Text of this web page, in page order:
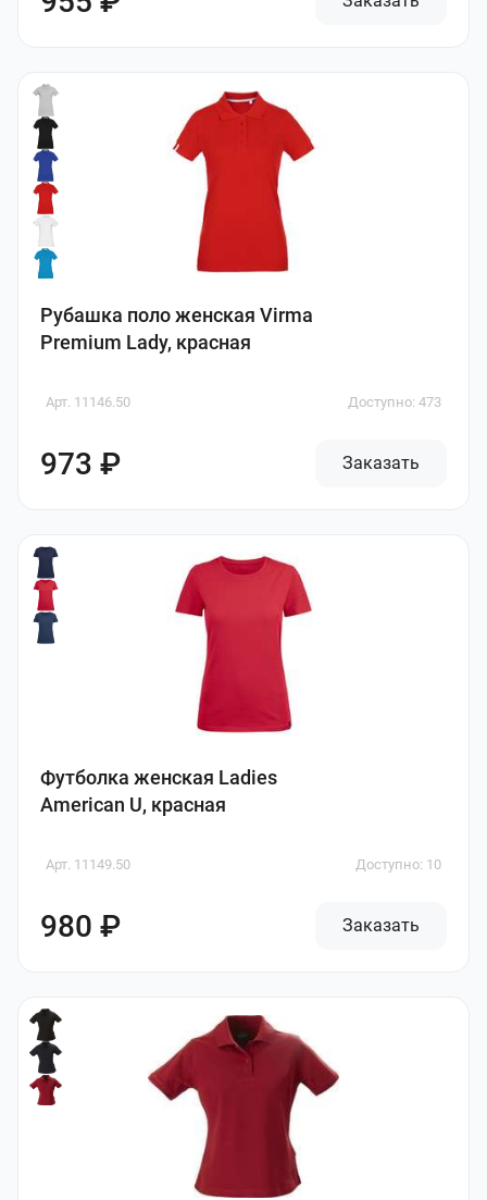
Рубашка поло женская Virma
Premium Lady, красная
Арт. 11146.50 Доступно: 473
973 ₽ Заказать
Футболка женская Ladies
American U, красная
Арт. 11149.50 Доступно: 10
980 ₽ Заказать